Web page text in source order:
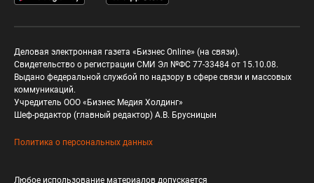
Деловая электронная газета «Бизнес Online» (на связи).
Свидетельство о регистрации СМИ Эл №ФС 77-33484 от 15.10.08.
Выдано федеральной службой по надзору в сфере связи и массовых
коммуникаций.
Учредитель ООО «Бизнес Медия Холдинг»
Шеф-редактор (главный редактор) А.В. Брусницын
Политика о персональных данных
Любое использование материалов допускается